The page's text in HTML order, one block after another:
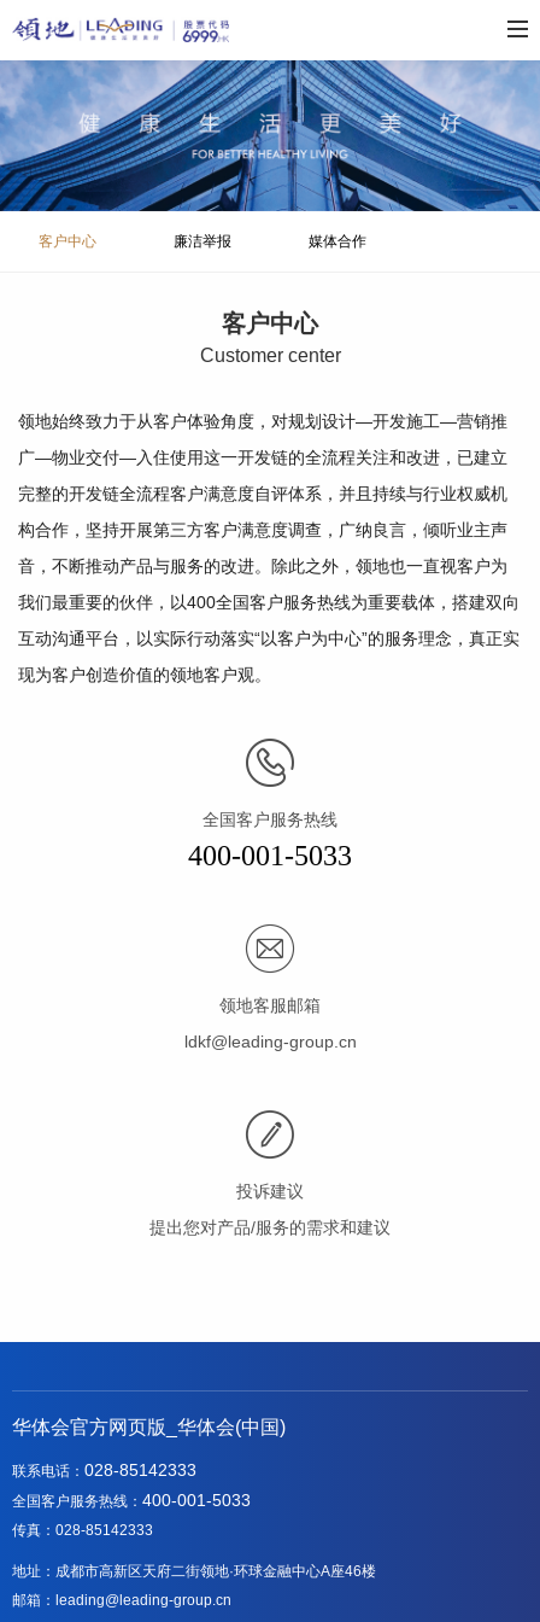
客户中心 廉洁举报 媒体合作
客户中心
Customer center
领地始终致力于从客户体验角度，对规划设计—开发施工—营销推
广—物业交付—入住使用这一开发链的全流程关注和改进，已建立
完整的开发链全流程客户满意度自评体系，并且持续与行业权威机
构合作，坚持开展第三方客户满意度调查，广纳良言，倾听业主声
音，不断推动产品与服务的改进。除此之外，领地也一直视客户为
我们最重要的伙伴，以400全国客户服务热线为重要载体，搭建双向
互动沟通平台，以实际行动落实“以客户为中心”的服务理念，真正实
现为客户创造价值的领地客户观。
全国客户服务热线
400-001-5033
领地客服邮箱
ldkf@leading-group.cn
投诉建议
提出您对产品/服务的需求和建议
华体会官方网页版_华体会(中国)
联系电话： 028-85142333
全国客户服务热线： 400-001-5033
传真：028-85142333
地址：成都市高新区天府二街领地·环球金融中心A座46楼
邮箱：leading@leading-group.cn